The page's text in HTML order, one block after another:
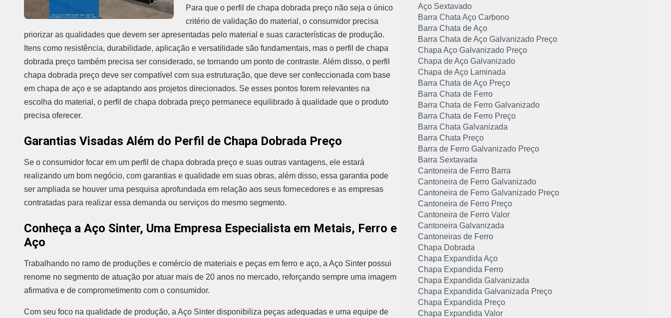
Para que o perfil de chapa dobrada preço não seja o único
critério de validação do material, o consumidor precisa
priorizar as qualidades que devem ser apresentadas pelo material e suas características de produção.
Itens como resistência, durabilidade, aplicação e versatilidade são fundamentais, mas o perfil de chapa
dobrada preço também precisa ser considerado, se tornando um ponto de contraste. Além disso, o perfil
chapa dobrada preço deve ser compatível com sua estruturação, que deve ser confeccionada com base
em chapa de aço e se adaptando aos projetos direcionados. Se esses pontos forem relevantes na
escolha do material, o perfil de chapa dobrada preço permanece equilibrado à qualidade que o produto
precisa oferecer.
Garantias Visadas Além do Perfil de Chapa Dobrada Preço
Se o consumidor focar em um perfil de chapa dobrada preço e suas outras vantagens, ele estará
realizando um bom negócio, com garantias e qualidade em suas obras, além disso, essa garantia pode
ser ampliada se houver uma pesquisa aprofundada em relação aos seus fornecedores e as empresas
contratadas para realizar essa demanda ou serviços do mesmo segmento.
Conheça a Aço Sinter, Uma Empresa Especialista em Metais, Ferro e
Aço
Trabalhando no ramo de produções e comércio de materiais e peças em ferro e aço, a Aço Sinter possui
renome no segmento de atuação por atuar mais de 20 anos no mercado, reforçando sempre uma imagem
afirmativa e de comprometimento com o consumidor.
Com seu foco na qualidade de produção, a Aço Sinter disponibiliza peças adequadas e uma equipe de
Aço Sextavado
Barra Chata Aço Carbono
Barra Chata de Aço
Barra Chata de Aço Galvanizado Preço
Chapa Aço Galvanizado Preço
Chapa de Aço Galvanizado
Chapa de Aço Laminada
Barra Chata de Aço Preço
Barra Chata de Ferro
Barra Chata de Ferro Galvanizado
Barra Chata de Ferro Preço
Barra Chata Galvanizada
Barra Chata Preço
Barra de Ferro Galvanizado Preço
Barra Sextavada
Cantoneira de Ferro Barra
Cantoneira de Ferro Galvanizado
Cantoneira de Ferro Galvanizado Preço
Cantoneira de Ferro Preço
Cantoneira de Ferro Valor
Cantoneira Galvanizada
Cantoneiras de Ferro
Chapa Dobrada
Chapa Expandida Aço
Chapa Expandida Ferro
Chapa Expandida Galvanizada
Chapa Expandida Galvanizada Preço
Chapa Expandida Preço
Chapa Expandida Valor